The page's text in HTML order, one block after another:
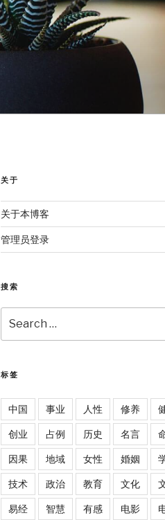
关于
关于本博客
管理员登录
搜索
for:
标签
中国 事业 人性 修养
创业 占例 历史 名言
因果 地域 女性 婚姻
技术 政治 教育 文化
易经 智慧 有感 电影